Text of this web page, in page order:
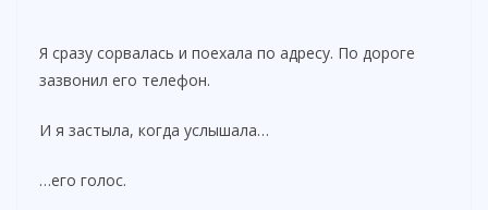
Я сразу сорвалась и поехала по адресу. По дороге
зазвонил его телефон.
И я застыла, когда услышала…
…его голос.